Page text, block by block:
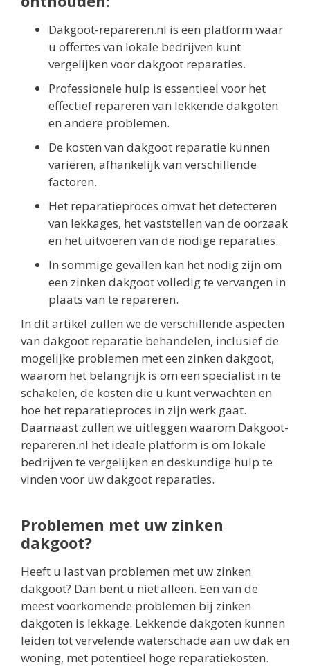
Dakgoot-repareren.nl is een platform waar
u offertes van lokale bedrijven kunt
vergelijken voor dakgoot reparaties.
Professionele hulp is essentieel voor het
effectief repareren van lekkende dakgoten
en andere problemen.
De kosten van dakgoot reparatie kunnen
variëren, afhankelijk van verschillende
factoren.
Het reparatieproces omvat het detecteren
van lekkages, het vaststellen van de oorzaak
en het uitvoeren van de nodige reparaties.
In sommige gevallen kan het nodig zijn om
een zinken dakgoot volledig te vervangen in
plaats van te repareren.
In dit artikel zullen we de verschillende aspecten
van dakgoot reparatie behandelen, inclusief de
mogelijke problemen met een zinken dakgoot,
waarom het belangrijk is om een specialist in te
schakelen, de kosten die u kunt verwachten en
hoe het reparatieproces in zijn werk gaat.
Daarnaast zullen we uitleggen waarom Dakgoot-
repareren.nl het ideale platform is om lokale
bedrijven te vergelijken en deskundige hulp te
vinden voor uw dakgoot reparaties.
Problemen met uw zinken
dakgoot?
Heeft u last van problemen met uw zinken
dakgoot? Dan bent u niet alleen. Een van de
meest voorkomende problemen bij zinken
dakgoten is lekkage. Lekkende dakgoten kunnen
leiden tot vervelende waterschade aan uw dak en
woning, met potentieel hoge reparatiekosten.